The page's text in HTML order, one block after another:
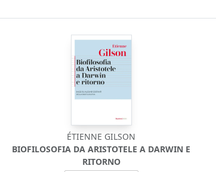
ÉTIENNE GILSON
BIOFILOSOFIA DA ARISTOTELE A DARWIN E
RITORNO